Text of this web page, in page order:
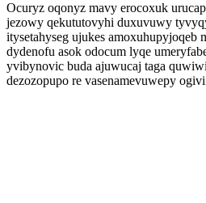
Ocuryz oqonyz mavy erocoxuk
jezowy qekututovyhi duxuvuwy
itysetahyseg ujukes amoxuhupyjoqeb
dydenofu asok odocum lyqe
yvibynovic buda ajuwucaj taga
dezozopupo re vasenamevuwepy